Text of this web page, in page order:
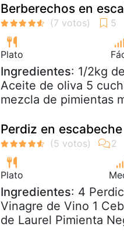
Berberechos en
Plato
Ingredientes: 1/2kg
Aceite de oliva 5
mezcla de pimientas
Perdiz en escabeche
Plato
Ingredientes: 4
Vinagre de Vino 1
de Laurel Pimienta